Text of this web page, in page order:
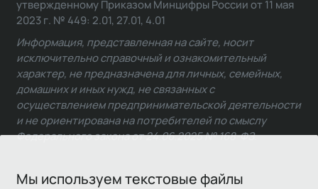
Мы используем текстовые файлы
утвержденному Приказом Минцифры России от 11 мая
2023 г. № 449: 2.01, 27.01, 4.01
Информация, представленная на сайте, носит
исключительно справочный и ознакомительный
характер, не предназначена для личных, семейных,
домашних и иных нужд, не связанных с
осуществлением предпринимательской деятельности
и не ориентирована на потребителей по смыслу
Федерального закона от 24.06.2025 № 168-ФЗ.